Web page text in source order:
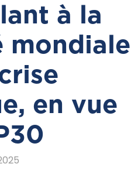
à la
mondiale
en vue